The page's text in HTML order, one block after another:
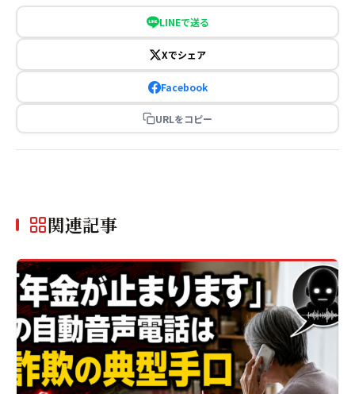
LINEで送る
Xでシェア
Facebook
URLをコピー
関連記事